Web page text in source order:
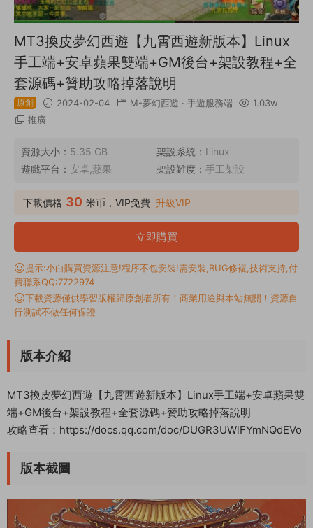
MT3換皮夢幻西遊【九霄西遊新版本】Linux
手工端+安卓蘋果雙端+GM後台+架設教程+全
套源碼+贊助攻略掉落說明
原創 2024-02-04 M-夢幻西遊 · 手遊服務端
1.03w
推廣
資源大小： 5.35 GB 架設系統： Linux
遊戲平台： 安卓,蘋果 架設難度： 手工架設
下載價格 30 米币，VIP免費 升級VIP
立即購買
提示:小白購買資源注意!程序不包安裝!需安裝,BUG修複,技術支持,付
費聯系QQ:7722974
下載資源僅供學習版權歸原創者所有！商業用途與本站無關！資源自
行測試不做任何保證
版本介紹
MT3換皮夢幻西遊【九霄西遊新版本】Linux手工端+安卓蘋果雙
端+GM後台+架設教程+全套源碼+贊助攻略掉落說明
攻略查看：https://docs.qq.com/doc/DUGR3UWlFYmNQdEVo
版本截圖